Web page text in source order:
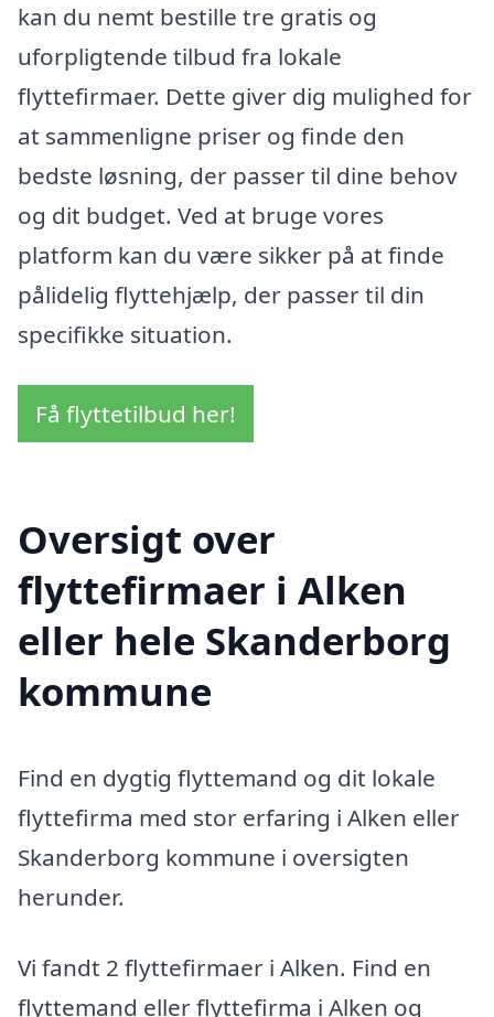
kan du nemt bestille tre gratis og
uforpligtende tilbud fra lokale
flyttefirmaer. Dette giver dig mulighed for
at sammenligne priser og finde den
bedste løsning, der passer til dine behov
og dit budget. Ved at bruge vores
platform kan du være sikker på at finde
pålidelig flyttehjælp, der passer til din
specifikke situation.
Få flyttetilbud her!
Oversigt over
flyttefirmaer i Alken
eller hele Skanderborg
kommune
Find en dygtig flyttemand og dit lokale
flyttefirma med stor erfaring i Alken eller
Skanderborg kommune i oversigten
herunder.
Vi fandt 2 flyttefirmaer i Alken. Find en
flyttemand eller flyttefirma i Alken og